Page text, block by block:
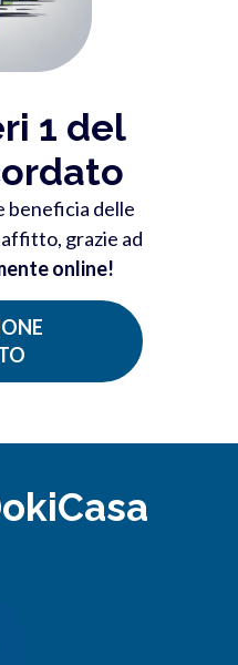
1 del
beneficia delle
grazie ad
online!